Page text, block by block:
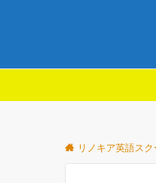
リノキア英語スク